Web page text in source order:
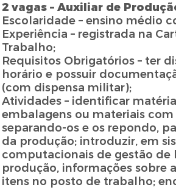
2 vagas – Auxiliar de
Escolaridade – ensino médio
Experiência – registrada na
Trabalho;
Requisitos Obrigatórios – ter
horário e possuir
(com dispensa militar);
Atividades – identificar
embalagens ou materiais
separando-os e os repondo,
da produção; introduzir, em
computacionais de gestão de
produção, informações sobre
itens no posto de trabalho;